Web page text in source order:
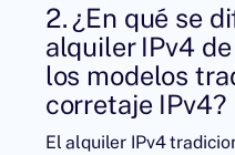
2. ¿En qué se
alquiler IPv4
los modelos
corretaje IPv4?
El alquiler IPv4